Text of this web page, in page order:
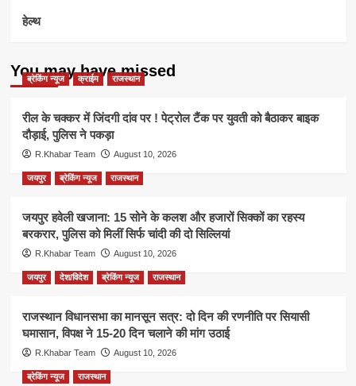
हेल्थ
You may have missed
ब्रेकिंग न्यूज क्राईम राजस्थान
रील के चक्कर में जिंदगी दांव पर ! पेट्रोल टैंक पर युवती को बैठाकर बाइक
दौड़ाई, पुलिस ने पकड़ा
R.Khabar Team August 10, 2026
जयपुर ब्रेकिंग न्यूज राजस्थान
जयपुर हवेली खजाना: 15 सोने के कलश और हजारों सिक्कों का रहस्य
बरकरार, पुलिस को मिलीं सिर्फ चांदी की दो सिल्लियां
R.Khabar Team August 10, 2026
जयपुर देश/विदेश ब्रेकिंग न्यूज राजस्थान
राजस्थान विधानसभा का मानसून सत्र: दो दिन की रणनीति पर सियासी
घमासान, विपक्ष ने 15-20 दिन चलाने की मांग उठाई
R.Khabar Team August 10, 2026
ब्रेकिंग न्यूज राजस्थान